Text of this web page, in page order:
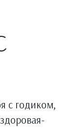
с годиком,